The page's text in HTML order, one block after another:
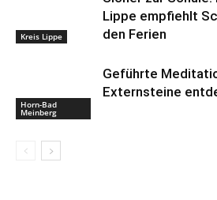
Sicher zur Schule:
Lippe empfiehlt
Horn-Bad
Geführte